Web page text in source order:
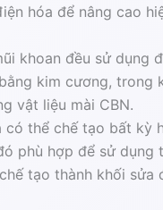
hóa để nâng cao
khoan đều sử dụng
kim cương, trong
vật liệu mài CBN.
có thể chế tạo bất kỳ
phù hợp để sử dụng
tạo thành khối sửa